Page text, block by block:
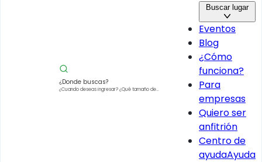
¿Donde buscas?
¿Cuando deseas ingresar?¿Qué tamaño de
Buscar lugar
Eventos
Blog
¿Cómo
funciona?
Para
empresas
Quiero ser
anfitrión
Centro de
ayudaAyuda